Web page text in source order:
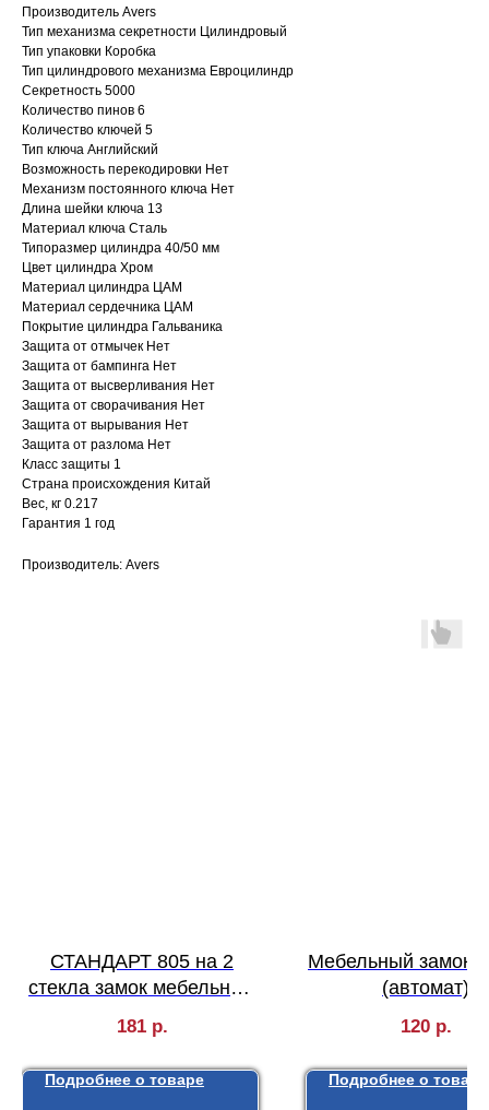
Производитель Avers
Тип механизма секретности Цилиндровый
Тип упаковки Коробка
Тип цилиндрового механизма Евроцилиндр
Секретность 5000
Количество пинов 6
Количество ключей 5
Тип ключа Английский
Возможность перекодировки Нет
Механизм постоянного ключа Нет
Длина шейки ключа 13
Материал ключа Сталь
Типоразмер цилиндра 40/50 мм
Цвет цилиндра Хром
Материал цилиндра ЦАМ
Материал сердечника ЦАМ
Покрытие цилиндра Гальваника
Защита от отмычек Нет
Защита от бампинга Нет
Защита от высверливания Нет
Защита от сворачивания Нет
Защита от вырывания Нет
Защита от разлома Нет
Класс защиты 1
Страна происхождения Китай
Вес, кг 0.217
Гарантия 1 год
Производитель: Avers
СТАНДАРТ 805 на 2
стекла замок мебельный
(240,12)
181 р.
Подробнее о товаре
Мебельный замок
(автомат)
120 р.
Подробнее о товаре